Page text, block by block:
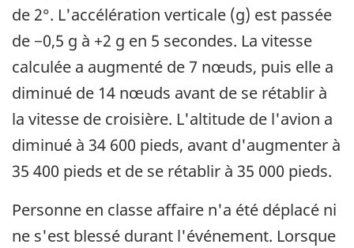
de 2°. L'accélération verticale (g) est passée
de −0,5 g à +2 g en 5 secondes. La vitesse
calculée a augmenté de 7 nœuds, puis elle a
diminué de 14 nœuds avant de se rétablir à
la vitesse de croisière. L'altitude de l'avion a
diminué à 34 600 pieds, avant d'augmenter à
35 400 pieds et de se rétablir à 35 000 pieds.
Personne en classe affaire n'a été déplacé ni
ne s'est blessé durant l'événement. Lorsque